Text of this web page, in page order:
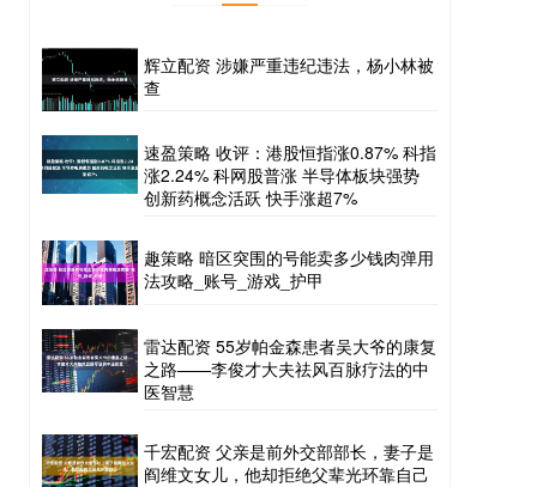
辉立配资 涉嫌严重违纪违法，杨小林被
查
速盈策略 收评：港股恒指涨0.87% 科指
涨2.24% 科网股普涨 半导体板块强势
创新药概念活跃 快手涨超7%
趣策略 暗区突围的号能卖多少钱肉弹用
法攻略_账号_游戏_护甲
雷达配资 55岁帕金森患者吴大爷的康复
之路——李俊才大夫祛风百脉疗法的中
医智慧
千宏配资 父亲是前外交部部长，妻子是
阎维文女儿，他却拒绝父辈光环靠自己